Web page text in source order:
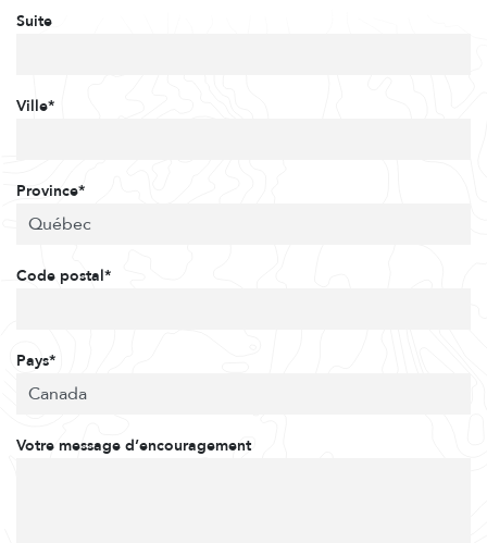
Suite
Ville*
Province*
Code postal*
Pays*
Votre message d’encouragement